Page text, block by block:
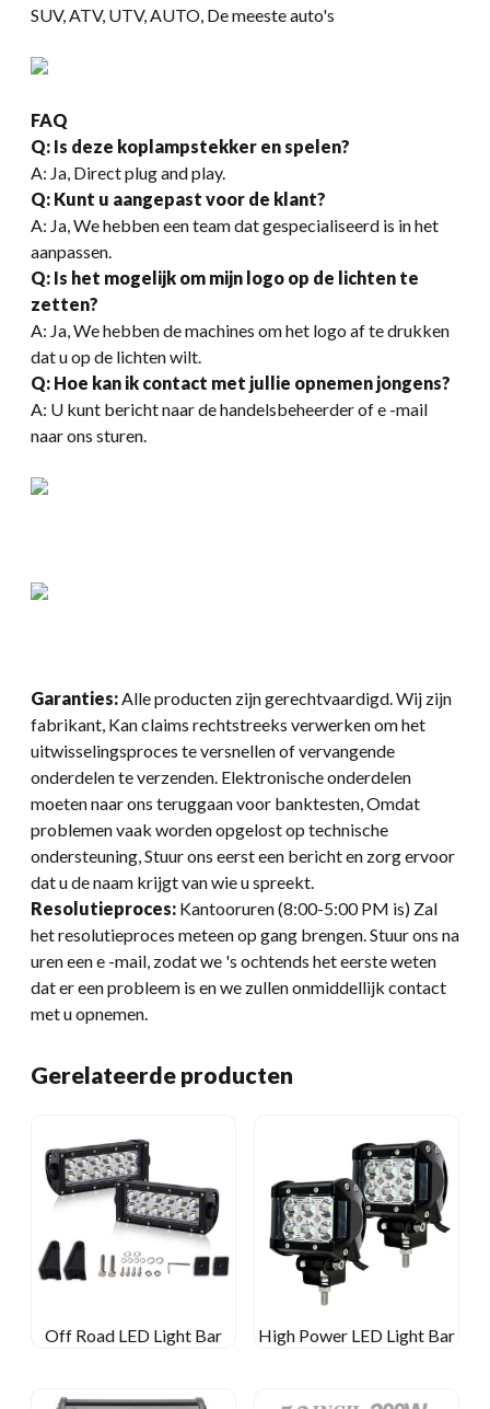
SUV, ATV, UTV, AUTO, De meeste auto's
FAQ
Q: Is deze koplampstekker en spelen?
A: Ja, Direct plug and play.
Q: Kunt u aangepast voor de klant?
A: Ja, We hebben een team dat gespecialiseerd is in het
aanpassen.
Q: Is het mogelijk om mijn logo op de lichten te
zetten?
A: Ja, We hebben de machines om het logo af te drukken
dat u op de lichten wilt.
Q: Hoe kan ik contact met jullie opnemen jongens?
A: U kunt bericht naar de handelsbeheerder of e -mail
naar ons sturen.
Garanties: Alle producten zijn gerechtvaardigd. Wij zijn
fabrikant, Kan claims rechtstreeks verwerken om het
uitwisselingsproces te versnellen of vervangende
onderdelen te verzenden. Elektronische onderdelen
moeten naar ons teruggaan voor banktesten, Omdat
problemen vaak worden opgelost op technische
ondersteuning, Stuur ons eerst een bericht en zorg ervoor
dat u de naam krijgt van wie u spreekt.
Resolutieproces: Kantooruren (8:00-5:00 PM is) Zal
het resolutieproces meteen op gang brengen. Stuur ons na
uren een e -mail, zodat we 's ochtends het eerste weten
dat er een probleem is en we zullen onmiddellijk contact
met u opnemen.
Gerelateerde producten
Off Road LED Light Bar High Power LED Light Bar